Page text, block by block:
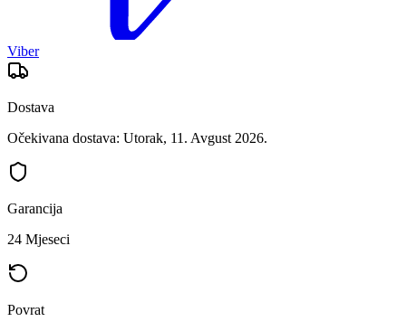
Viber
Dostava
Očekivana dostava: Utorak, 11. Avgust 2026.
Garancija
24 Mjeseci
Povrat